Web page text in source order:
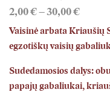
2,00€–30,00€Price
2,00 €
Vaisinė arbata Kriaušių
egzotiškų vaisių
Sudedamosios dalys:
papajų gabaliukai,